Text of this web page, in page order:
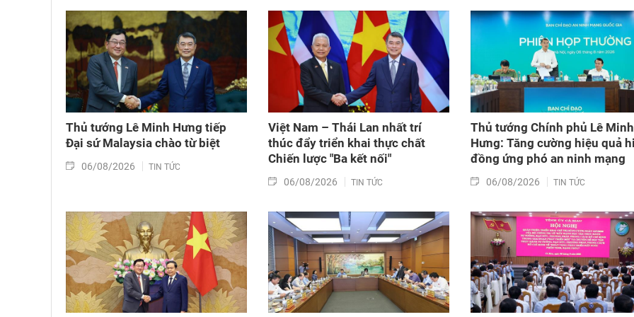
Thủ tướng Lê Minh Hưng tiếp
Đại sứ Malaysia chào từ biệt
06/08/2026 TIN TỨC
Việt Nam – Thái Lan nhất trí
thúc đẩy triển khai thực chất
Chiến lược "Ba kết nối"
06/08/2026 TIN TỨC
Thủ tướng Chính phủ Lê Minh
Hưng: Tăng cường hiệu quả
đồng ứng phó an ninh mạng
06/08/2026 TIN TỨC